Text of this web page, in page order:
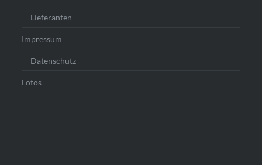
Lieferanten
Impressum
Datenschutz
Fotos